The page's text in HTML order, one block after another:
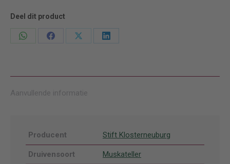
Muskateller
aantal
Deel dit product
Deel
Deel
Deel
Deel
Aanvullende informatie
Producent Stift Klosterneuburg
Druivensoort Muskateller